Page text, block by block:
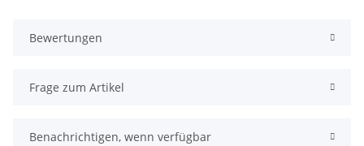
Bewertungen
Frage zum Artikel
Benachrichtigen, wenn verfügbar